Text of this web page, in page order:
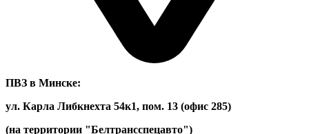
ПВЗ в Минске:
ул. Карла Либкнехта 54к1, пом. 13 (офис 285)
(на территории "Белтрансспецавто")